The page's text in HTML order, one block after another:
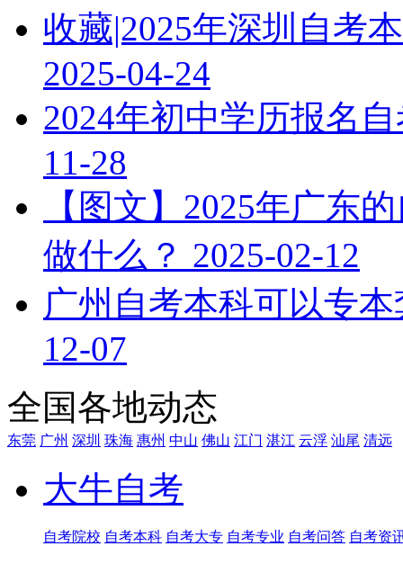
收藏|2025年深圳自考
2025-04-24
2024年初中学历报名
11-28
【图文】2025年广东
做什么？ 2025-02-12
广州自考本科可以专
12-07
全国各地动态
东莞 广州 深圳 珠海 惠州 中山 佛山 江门 湛江 云浮 汕尾 清远
大牛自考
自考院校 自考本科 自考大专 自考专业 自考问答 自考资